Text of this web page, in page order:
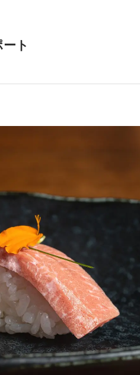
ト